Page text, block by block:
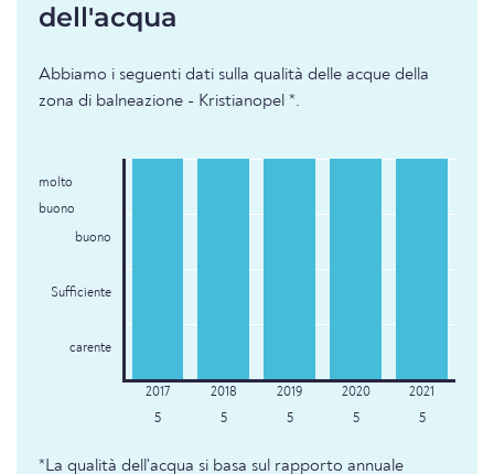
dell'acqua
Abbiamo i seguenti dati sulla qualità delle acque della
zona di balneazione - Kristianopel *.
molto
buono
buono
Sufficiente
carente
5 5 5 5 5
*La qualità dell'acqua si basa sul rapporto annuale